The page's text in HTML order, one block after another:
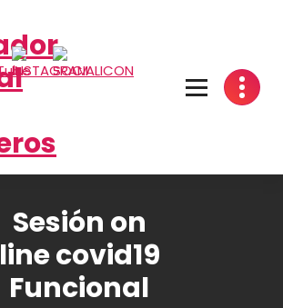
Sesión on
line covid19
Funcional